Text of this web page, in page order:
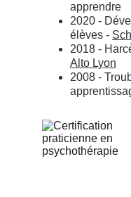
apprendre
2020 -
élèves -
2018 -
Alto Lyon
2008 -